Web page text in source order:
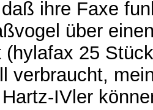
ihre Faxe
über
(hylafax 25
verbraucht,
IVler